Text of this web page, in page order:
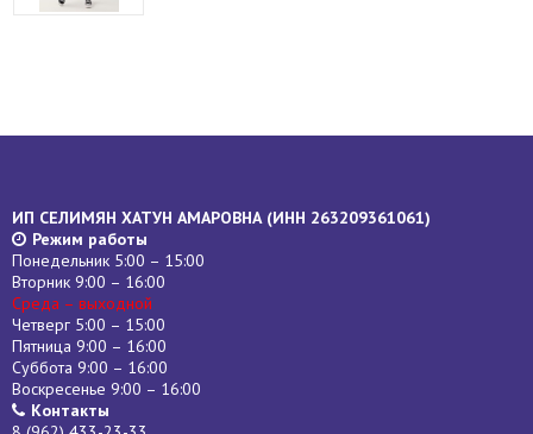
ИП СЕЛИМЯН ХАТУН АМАРОВНА (ИНН 263209361061)
Режим работы
Понедельник 5:00 – 15:00
Вторник 9:00 – 16:00
Среда – выходной
Четверг 5:00 – 15:00
Пятница 9:00 – 16:00
Суббота 9:00 – 16:00
Воскресенье 9:00 – 16:00
Контакты